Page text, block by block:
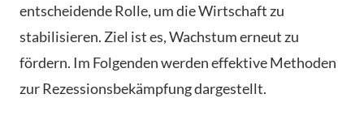
entscheidende Rolle, um die Wirtschaft zu
stabilisieren. Ziel ist es, Wachstum erneut zu
fördern. Im Folgenden werden effektive Methoden
zur Rezessionsbekämpfung dargestellt.